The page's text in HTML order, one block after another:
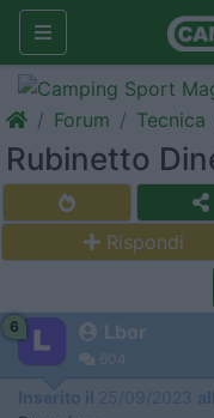
Forum Tecnica
Rubinetto
Rispondi
6 Lbor
604
Inserito il 25/09/2023